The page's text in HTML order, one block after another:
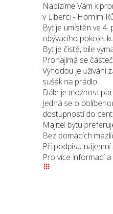
Nabízíme Vám k
v Liberci - Horním
Byt je umístěn ve 4.
obývacího pokoje,
Byt je čistě, bíle
Pronajímá se
Výhodou je užívání
sušák na prádlo.
Dále je možnost
Jedná se o
dostupností do
Majitel bytu
Bez domácích
Při podpisu
Pro více informací